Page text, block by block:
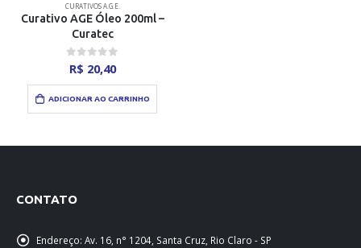
CURATIVOS A.G.E.
Curativo AGE Óleo 200ml –
Curatec
0out of 5
R$ 20,40
ADICIONAR AO CARRINHO
CONTATO
Endereço: Av. 16, n° 1204, Santa Cruz, Rio Claro - SP